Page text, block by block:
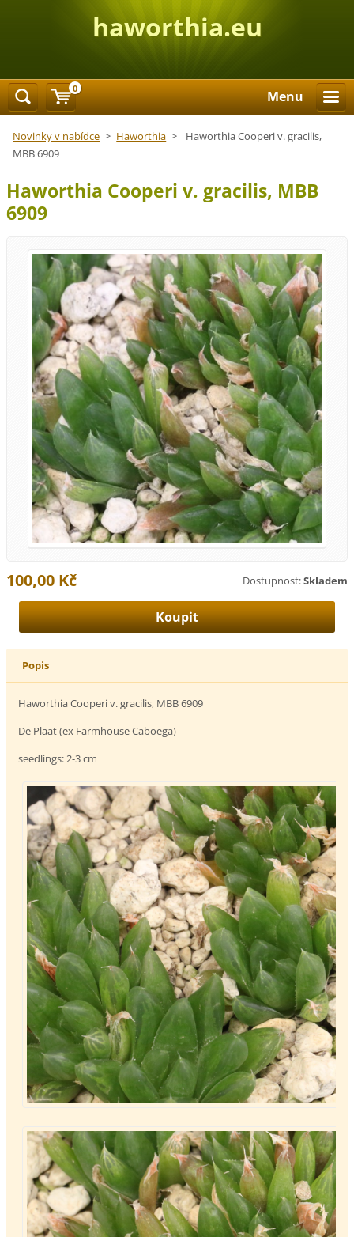
haworthia.eu
Menu
Novinky v nabídce > Haworthia >
Haworthia Cooperi v. gracilis,
MBB 6909
Haworthia Cooperi v. gracilis, MBB
6909
Dostupnost:Skladem
100,00 Kč
Popis
Haworthia Cooperi v. gracilis, MBB 6909
De Plaat (ex Farmhouse Caboega)
seedlings: 2-3 cm
0